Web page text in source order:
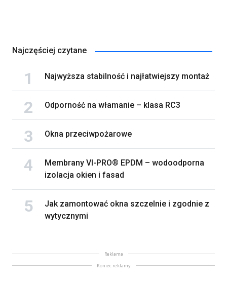
Najczęściej czytane
Najwyższa stabilność i najłatwiejszy montaż
Odporność na włamanie – klasa RC3
Okna przeciwpożarowe
Membrany VI-PRO® EPDM – wodoodporna
izolacja okien i fasad
Jak zamontować okna szczelnie i zgodnie z
wytycznymi
Reklama
Koniec reklamy